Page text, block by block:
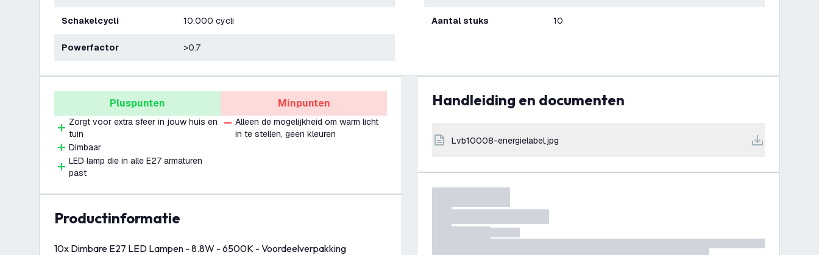
Schakelcycli 10.000 cycli
Powerfactor >0.7
Aantal stuks 10
Pluspunten
Zorgt voor extra sfeer in jouw huis en
tuin
Dimbaar
LED lamp die in alle E27 armaturen
past
Minpunten
Alleen de mogelijkheid om warm licht
in te stellen, geen kleuren
productinformatie
10x Dimbare E27 LED Lampen - 8.8W - 6500K - Voordeelverpakking
Handleiding en documenten
lvb10008-energielabel.jpg